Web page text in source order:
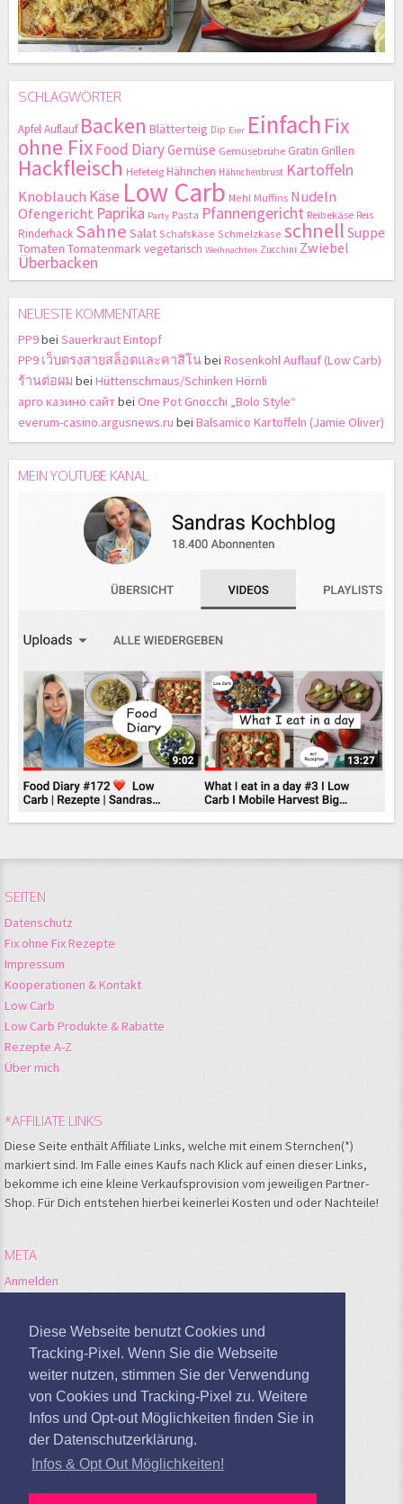
Diese Webseite benutzt Cookies und
Tracking-Pixel. Wenn Sie die Webseite
weiter nutzen, stimmen Sie der Verwendung
von Cookies und Tracking-Pixel zu. Weitere
Infos und Opt-out Möglichkeiten finden Sie in
der Datenschutzerklärung.
Infos & Opt Out Möglichkeiten!
SCHLAGWÖRTER
ApfelAuflauf Backen Blätterteig Dip Eier Einfach Fix
ohne FixFood DiaryGemüse Gemüsebrühe Gratin Grillen
Hackfleisch Hefeteig Hähnchen Hähnchenbrust Kartoffeln
Knoblauch Käse Low Carb Mehl Muffins Nudeln
Ofengericht Paprika Party Pasta Pfannengericht Reibekäse Reis
Rinderhack Sahne Salat Schafskäse Schmelzkäse schnell Suppe
Tomaten Tomatenmarkvegetarisch Weihnachten Zucchini Zwiebel
Überbacken
NEUESTE KOMMENTARE
PP9bei Sauerkraut Eintopf
PP9 เว็บตรงสายสล็อตและคาสิโนbei Rosenkohl Auflauf (Low Carb)
ร้านต่อผม bei Hüttenschmaus/Schinken Hörnli
арго казино сайтbei One Pot Gnocchi „Bolo Style“
everum-casino.argusnews.ru bei Balsamico Kartoffeln (Jamie Oliver)
MEIN YOUTUBE KANAL
SEITEN
Datenschutz
Fix ohne Fix Rezepte
Impressum
Kooperationen & Kontakt
Low Carb
Low Carb Produkte & Rabatte
Rezepte A-Z
Über mich
*AFFILIATE LINKS
Diese Seite enthält Affiliate Links, welche mit einem Sternchen(*)
markiert sind. Im Falle eines Kaufs nach Klick auf einen dieser Links,
bekomme ich eine kleine Verkaufsprovision vom jeweiligen Partner-
Shop. Für Dich entstehen hierbei keinerlei Kosten und oder Nachteile!
META
Anmelden
Kommentare-Feed
Google Analytics deaktivieren